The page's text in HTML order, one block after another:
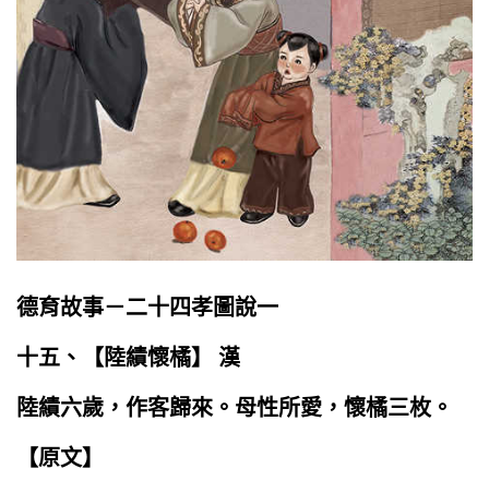
德育故事－二十四孝圖說一
十五、【陸績懷橘】 漢
陸績六歲，作客歸來。母性所愛，懷橘三枚。
【原文】